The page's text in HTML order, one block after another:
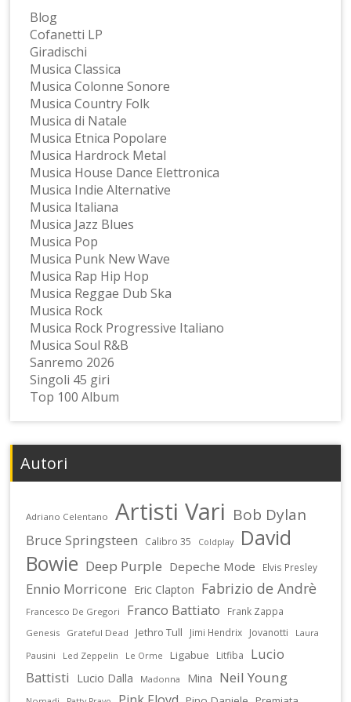
Blog
Cofanetti LP
Giradischi
Musica Classica
Musica Colonne Sonore
Musica Country Folk
Musica di Natale
Musica Etnica Popolare
Musica Hardrock Metal
Musica House Dance Elettronica
Musica Indie Alternative
Musica Italiana
Musica Jazz Blues
Musica Pop
Musica Punk New Wave
Musica Rap Hip Hop
Musica Reggae Dub Ska
Musica Rock
Musica Rock Progressive Italiano
Musica Soul R&B
Sanremo 2026
Singoli 45 giri
Top 100 Album
Autori
Adriano Celentano Artisti Vari Bob Dylan
Bruce Springsteen Calibro 35 Coldplay
David
Bowie Deep Purple Depeche Mode Elvis Presley
Ennio Morricone Eric Clapton Fabrizio de Andrè
Francesco De Gregori Franco Battiato Frank Zappa
Genesis Grateful Dead Jethro Tull Jimi Hendrix Jovanotti
Laura
Pausini
Led Zeppelin Le Orme Ligabue Litfiba
Lucio
Battisti
Lucio Dalla Madonna Mina Neil Young